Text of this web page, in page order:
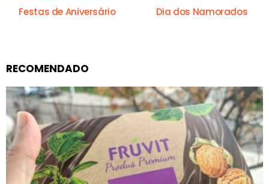
Festas de Aniversário Dia dos Namorados
RECOMENDADO